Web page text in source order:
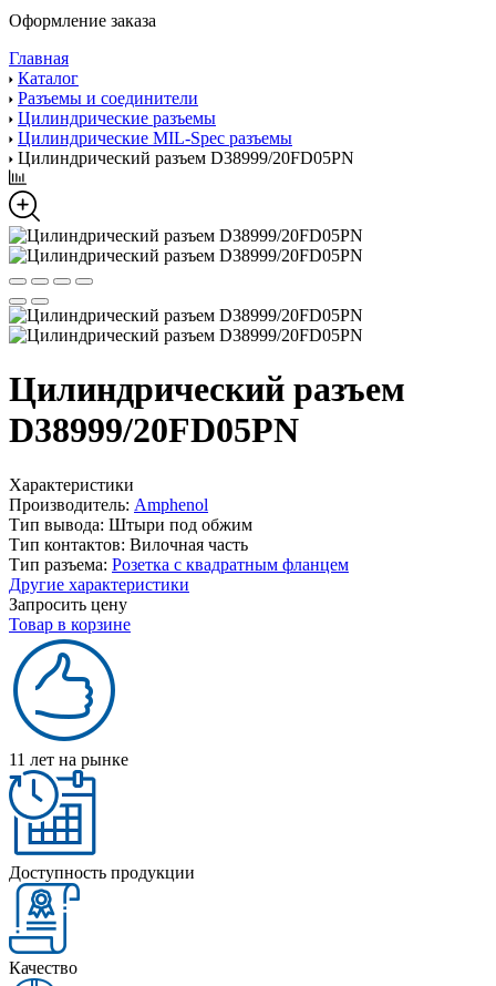
Оформление заказа
Главная
Каталог
Разъемы и соединители
Цилиндрические разъемы
Цилиндрические MIL-Spec разъемы
Цилиндрический разъем D38999/20FD05PN
Цилиндрический разъем
D38999/20FD05PN
Характеристики
Производитель: Amphenol
Тип вывода: Штыри под обжим
Тип контактов: Вилочная часть
Тип разъема: Розетка с квадратным фланцем
Другие характеристики
Запросить цену
Товар в корзине
11 лет на рынке
Доступность продукции
Качество